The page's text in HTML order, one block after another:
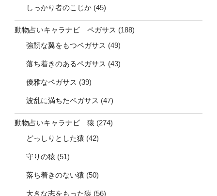
しっかり者のこじか (45)
動物占いキャラナビ ペガサス (188)
強靭な翼をもつペガサス (49)
落ち着きのあるペガサス (43)
優雅なペガサス (39)
波乱に満ちたペガサス (47)
動物占いキャラナビ 猿 (274)
どっしりとした猿 (42)
守りの猿 (51)
落ち着きのない猿 (50)
大きな志をもった猿 (56)